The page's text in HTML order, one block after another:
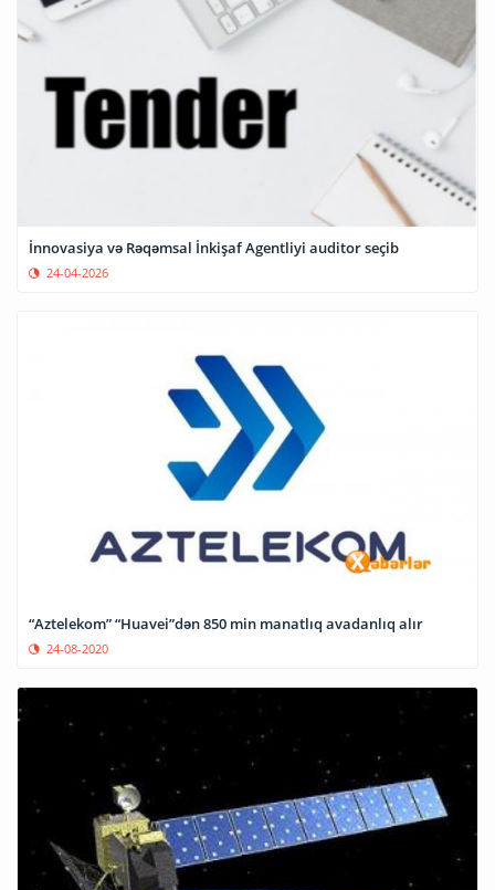
İnnovasiya və Rəqəmsal İnkişaf Agentliyi auditor seçib
24-04-2026
“Aztelekom” “Huavei”dən 850 min manatlıq avadanlıq alır
24-08-2020